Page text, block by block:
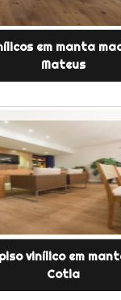
em manta
Mateus
vinílico em
Cotia